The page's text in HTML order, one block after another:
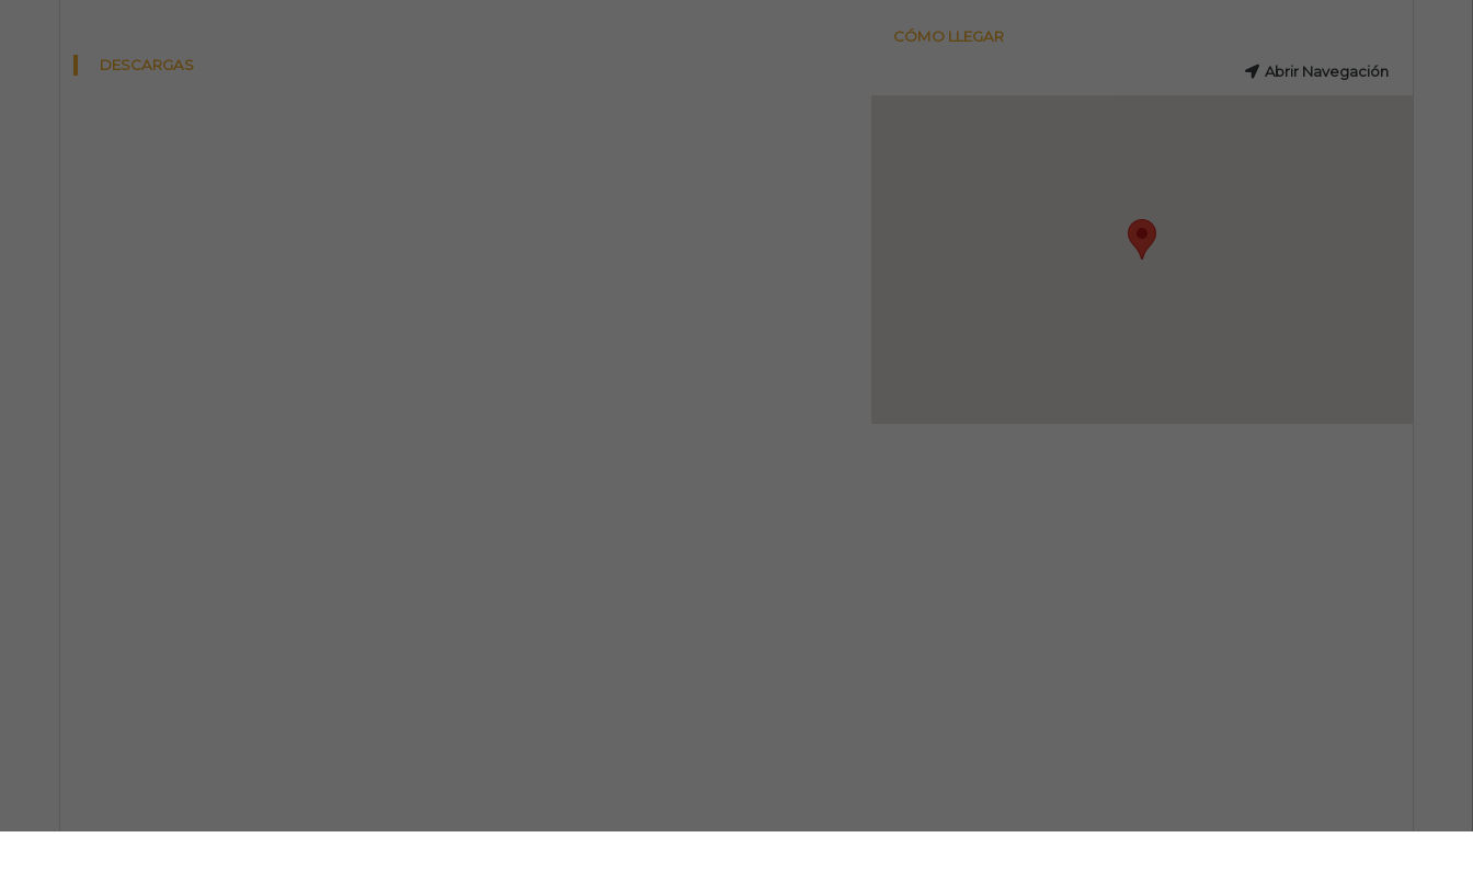
DESCARGAS
CÓMO LLEGAR
Abrir Navegación